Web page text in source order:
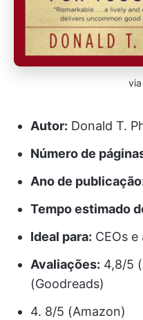
via
Autor: Donald T.
Número de
Ano de
Tempo estimado
Ideal para: CEOs
Avaliações: 4,8/5
(Goodreads)
4. 8/5 (Amazon)